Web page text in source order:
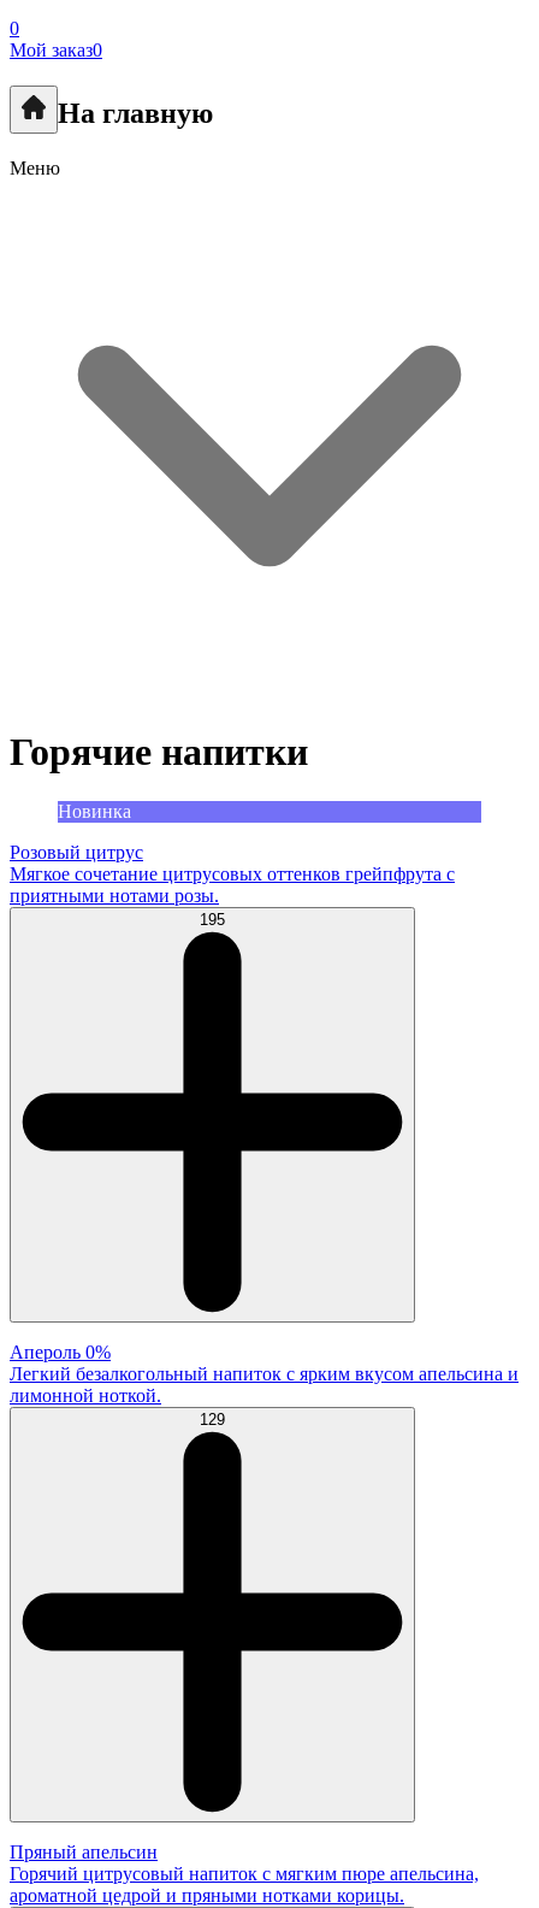
0
Мой заказ0
На главную
Меню
Горячие напитки
Новинка
Розовый цитрус
Мягкое сочетание цитрусовых оттенков грейпфрута с
приятными нотами розы.
195
Апероль 0%
Легкий безалкогольный напиток с ярким вкусом апельсина и
лимонной ноткой.
129
Пряный апельсин
Горячий цитрусовый напиток с мягким пюре апельсина,
ароматной цедрой и пряными нотками корицы.